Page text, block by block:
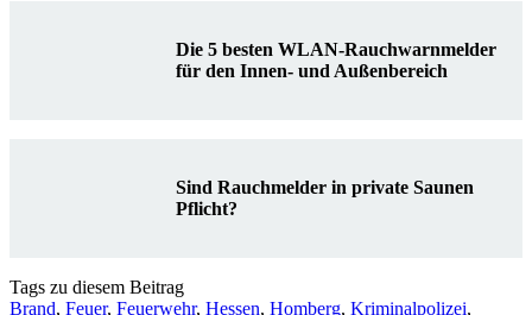
Die 5 besten WLAN-Rauchwarnmelder
für den Innen- und Außenbereich
Sind Rauchmelder in private Saunen
Pflicht?
Tags zu diesem Beitrag
Brand, Feuer, Feuerwehr, Hessen, Homberg, Kriminalpolizei,